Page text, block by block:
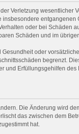
Verletzung
insbesondere entgangenen
oder bei Schäden
Schäden und im
oder
begrenzt.
und Erfüllungsgehilfen des
Die Änderung wird
das zwischen dem
hat.